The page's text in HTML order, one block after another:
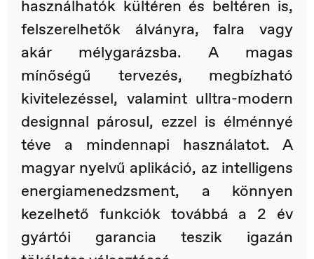
használhatók kültéren és beltéren is,
felszerelhetők álványra, falra vagy
akár mélygarázsba. A magas
mínőségű tervezés, megbízható
kivitelezéssel, valamint ulltra-modern
designnal párosul, ezzel is élménnyé
téve a mindennapi használatot. A
magyar nyelvű aplikáció, az intelligens
energiamenedzsment, a könnyen
kezelhető funkciók továbbá a 2 év
gyártói garancia teszik igazán